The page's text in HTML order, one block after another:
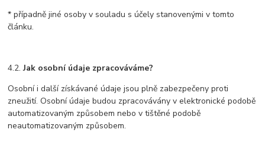
* případně jiné osoby v souladu s účely stanovenými v tomto
článku.
4.2.Jak osobní údaje zpracováváme?
Osobní i další získávané údaje jsou plně zabezpečeny proti
zneužití. Osobní údaje budou zpracovávány v elektronické podobě
automatizovaným způsobem nebo v tištěné podobě
neautomatizovaným způsobem.